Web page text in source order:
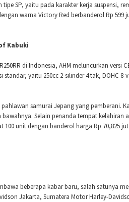
tipe SP, yaitu pada karakter kerja suspensi,
warna Victory Red berbanderol Rp
Kabuki
di Indonesia, AHM meluncurkan versi
yaitu 250cc 2-silinder 4 tak, DOHC
samurai Jepang yang pemberani.
Selain penanda tempat
unit dengan banderol harga Rp 70,825
beberapa kabar baru, salah satunya
Jakarta, Sumatera Motor Harley-